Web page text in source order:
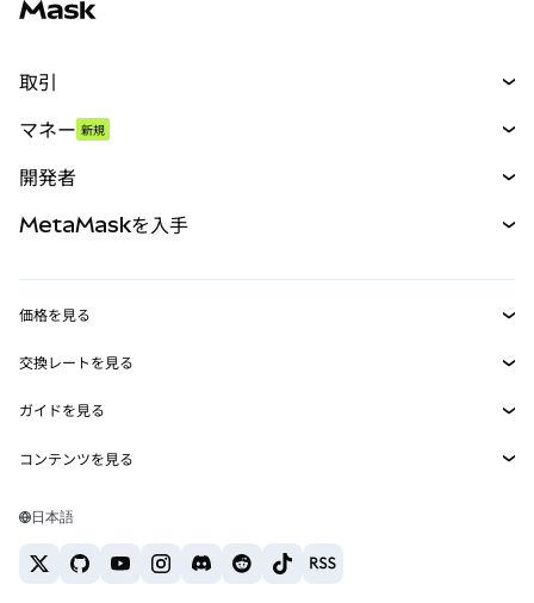
取引
パーペチュアル
RWA
マネー 新規
開発者
MetaMask Connect
Snaps
Web3サービス
MetaMaskを入手
セキュリティ
サポート
キャリア
お問い合わせ
価格を見る
イーサリアムの価格
Solanaの価格
Tetherの価格
交換レートを見る
ETH→USD
USDT→INR
BTC→INR
ETH→USDT
ガイドを見る
ETHの購入
USDTの購入
コンテンツを見る
Solanaウォレット
日本語